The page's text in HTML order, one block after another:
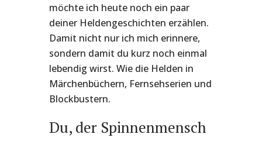
möchte ich heute noch ein paar
deiner Heldengeschichten erzählen.
Damit nicht nur ich mich erinnere,
sondern damit du kurz noch einmal
lebendig wirst. Wie die Helden in
Märchenbüchern, Fernsehserien und
Blockbustern.
Du, der Spinnenmensch